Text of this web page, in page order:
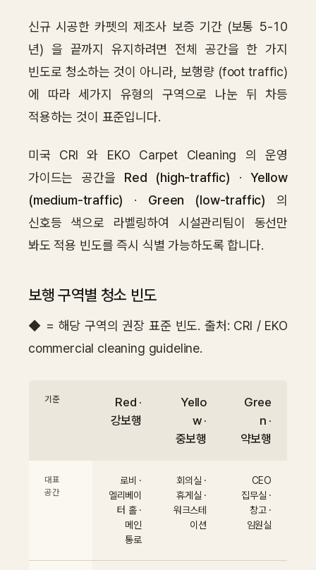
신규 시공한 카펫의 제조사 보증 기간 (보통 5-10
년) 을 끝까지 유지하려면 전체 공간을 한 가지
빈도로 청소하는 것이 아니라, 보행량 (foot traffic)
에 따라 세가지 유형의 구역으로 나눈 뒤 차등
적용하는 것이 표준입니다.
미국 CRI 와 EKO Carpet Cleaning 의 운영
가이드는 공간을 Red (high-traffic) · Yellow
(medium-traffic) · Green (low-traffic) 의
신호등 색으로 라벨링하여 시설관리팀이 동선만
봐도 적용 빈도를 즉시 식별 가능하도록 합니다.
보행 구역별 청소 빈도
◆ = 해당 구역의 권장 표준 빈도. 출처: CRI / EKO
commercial cleaning guideline.
기준
Red ·
강보행
Yello
w ·
중보행
Gree
n ·
약보행
대표
공간
로비 ·
엘리베이
터 홀 ·
메인
통로
회의실 ·
휴게실 ·
워크스테
이션
CEO
집무실 ·
창고 ·
임원실